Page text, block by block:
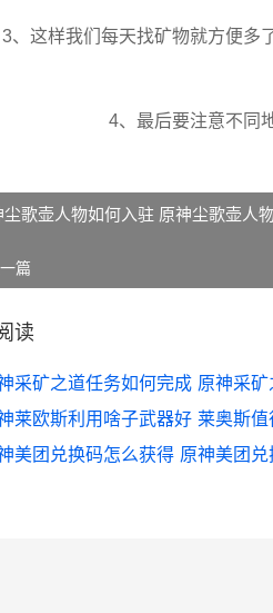
3、这样我们每天找矿物就方便多
4、最后要注意不同
尘歌壶人物如何入驻 原神尘歌壶人
篇
读
莱欧斯利用啥子武器好 莱奥斯值
美团兑换码怎么获得 原神美团兑